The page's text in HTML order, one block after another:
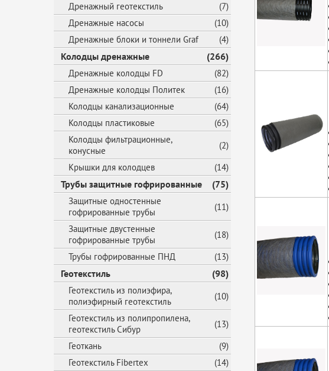
Дренажный геотекстиль
(7)
Дренажные насосы
(10)
Дренажные блоки и тоннели Graf
(4)
Колодцы дренажные (266)
Дренажные колодцы FD
(82)
Дренажные колодцы Политек
(16)
Колодцы канализационные
(64)
Колодцы пластиковые
(65)
Колодцы фильтрационные,
конусные
(2)
Крышки для колодцев
(14)
Трубы защитные гофрированные (75)
Защитные одностенные
гофрированные трубы
(11)
Защитные двустенные
гофрированные трубы
(18)
Трубы гофрированные ПНД
(13)
Геотекстиль (98)
Геотекстиль из полиэфира,
полиэфирный геотекстиль
(10)
Геотекстиль из полипропилена,
геотекстиль Сибур
(13)
Геоткань
(9)
Геотекстиль Fibertex
(14)